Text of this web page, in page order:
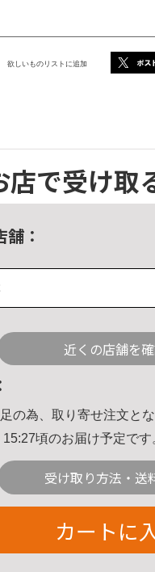
欲しいものリストに追加
店で受け取
：
近くの店舗を
の為、取り寄せ注文とな
頃のお届け予定です
受け取り方法・送
カートに